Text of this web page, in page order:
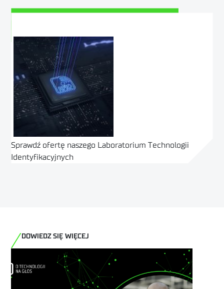
Sprawdź ofertę naszego Laboratorium Technologii
Identyfikacyjnych
DOWIEDZ SIĘ WIĘCEJ